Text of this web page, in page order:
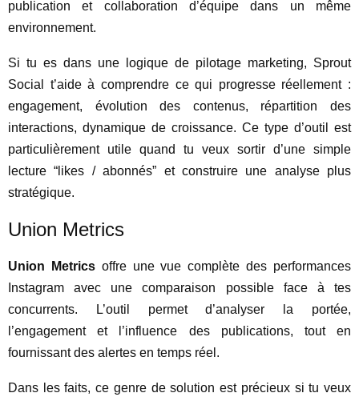
publication et collaboration d’équipe dans un même
environnement.
Si tu es dans une logique de pilotage marketing, Sprout
Social t’aide à comprendre ce qui progresse réellement :
engagement, évolution des contenus, répartition des
interactions, dynamique de croissance. Ce type d’outil est
particulièrement utile quand tu veux sortir d’une simple
lecture “likes / abonnés” et construire une analyse plus
stratégique.
Union Metrics
Union Metricsoffre une vue complète des performances
Instagram avec une comparaison possible face à tes
concurrents. L’outil permet d’analyser la portée,
l’engagement et l’influence des publications, tout en
fournissant des alertes en temps réel.
Dans les faits, ce genre de solution est précieux si tu veux